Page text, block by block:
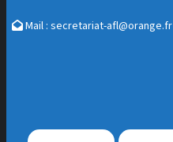
Mail : secretariat-afl@orange.fr